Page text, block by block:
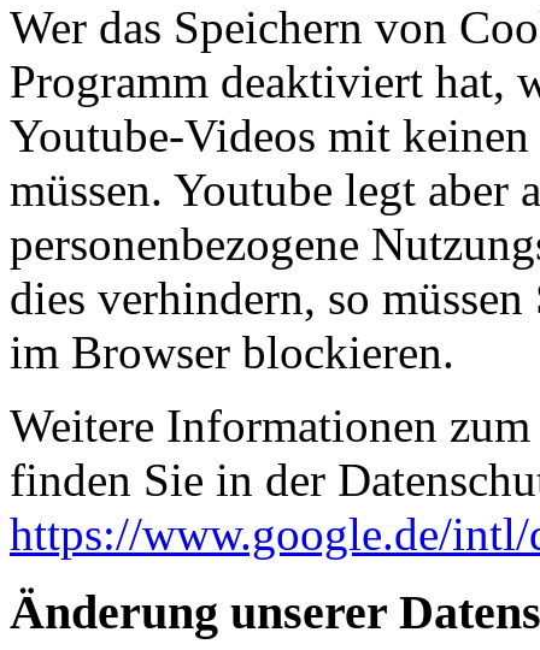
Wer das Speichern von
Programm deaktiviert hat,
Youtube-Videos mit
müssen. Youtube legt aber
personenbezogene
dies verhindern, so
im Browser blockieren.
Weitere Informationen
finden Sie in der
https://www.google.de/
Änderung unserer